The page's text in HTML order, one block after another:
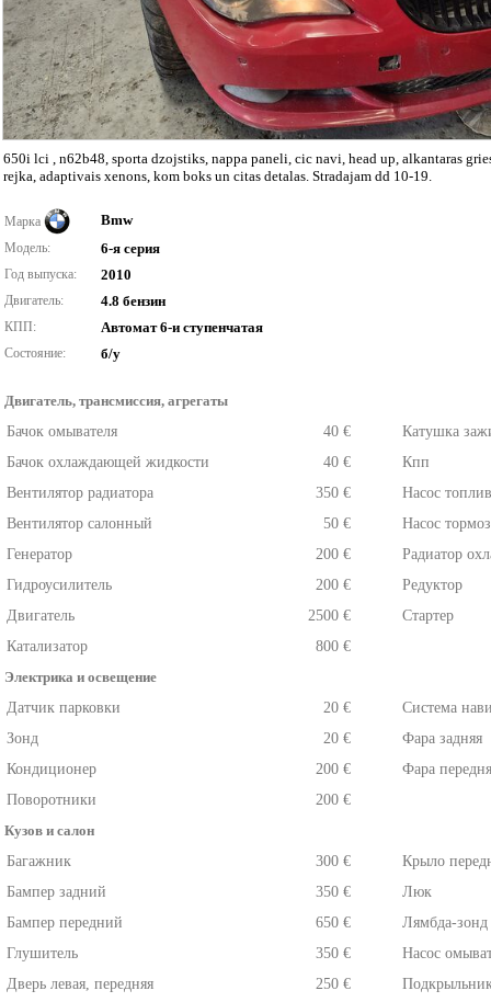
650i lci , n62b48, sporta dzojstiks, nappa paneli, cic navi, head up, alkantaras
rejka, adaptivais xenons, kom boks un citas detalas. Stradajam dd 10-19.
Марка Bmw
Модель: 6-я серия
Год выпуска: 2010
Двигатель: 4.8 бензин
КПП: Автомат 6-и ступенчатая
Состояние: б/у
Двигатель, трансмиссия, агрегаты
Бачок омывателя
40 €
Бачок охлаждающей жидкости
40 €
Вентилятор радиатора
350 €
Вентилятор салонный
50 €
Генератор
200 €
Гидроусилитель
200 €
Двигатель
2500 €
Катализатор
800 €
Катушка
Кпп
Насос
Насос
Радиатор
Редуктор
Стартер
Электрика и освещение
Датчик парковки
20 €
Зонд
20 €
Кондиционер
200 €
Поворотники
200 €
Система
Фара задняя
Фара
Кузов и салон
Багажник
300 €
Бампер задний
350 €
Бампер передний
650 €
Глушитель
350 €
Дверь левая, передняя
250 €
Крыло
Люк
Лямбда-зонд
Насос